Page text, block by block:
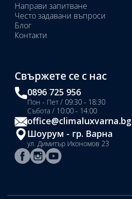
Направи запитване
Често задавани въпроси
Блог
Контакти
Свържете се с нас
0896 725 956
Пон - Пет / 09:30 - 18:30
Събота / 10:00 - 14:00
office@climaluxvarna.bg
Шоурум - гр. Варна
ул. Димитър Икономов 23